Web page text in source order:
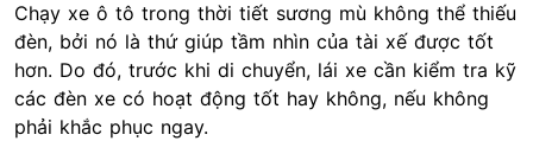
Chạy xe ô tô trong thời tiết sương mù không thể thiếu
đèn, bởi nó là thứ giúp tầm nhìn của tài xế được tốt
hơn. Do đó, trước khi di chuyển, lái xe cần kiểm tra kỹ
các đèn xe có hoạt động tốt hay không, nếu không
phải khắc phục ngay.